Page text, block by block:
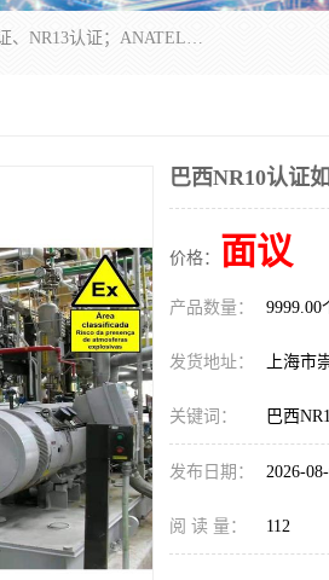
*是一家的测试、评估、检查与认机构，主要从事巴西NR10认证、NR12认证、NR13认证；ANATEL认证、INMTRO认证，欧盟CE认证：MD认证，PED认证，MID认证，ATEX认证，德国蓝色天使认证。
巴西NR10认证
价格： 面议
产品数量： 9999.00
发货地址： 上海市
关键词： 巴西
发布日期： 2026-
阅 读 量： 112